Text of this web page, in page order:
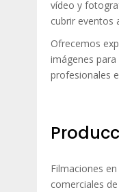
vídeo y
cubrir eventos
Ofrecemos
imágenes
profesionales
Filmaciones
comerciales